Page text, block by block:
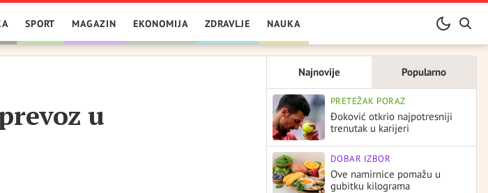
SPORT MAGAZIN EKONOMIJA ZDRAVLJE NAUKA
u
Najnovije Popularno
PRETEŽAK PORAZ
Đoković otkrio najpotresniji
trenutak u karijeri
DOBAR IZBOR
Ove namirnice pomažu u
gubitku kilograma